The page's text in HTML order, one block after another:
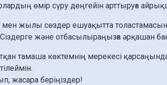
өмір сүру деңгейін арттыруға
мен жылы сөздер ешуақытта
және отбасылыраңызға әрқашан
тамаша көктемнің мерекесі
жасара беріңіздер!